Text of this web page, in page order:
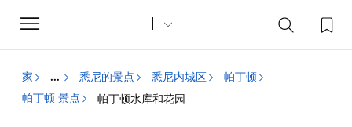
Toggle
navigation
家 ... 悉尼的景点 悉尼内城区
帕丁顿
帕丁顿 景点
帕丁顿水库和花园